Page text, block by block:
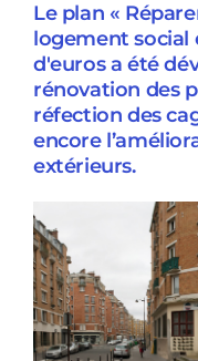
Le plan «
logement social
d'euros a été
rénovation des
réfection des
encore
extérieurs.